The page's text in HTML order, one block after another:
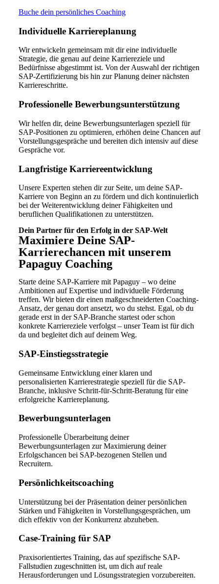
Buche dein persönliches Coaching
Individuelle Karriereplanung
Wir entwickeln gemeinsam mit dir eine individuelle
Strategie, die genau auf deine Karriereziele und
Bedürfnisse abgestimmt ist. Von der Auswahl der richtigen
SAP-Zertifizierung bis hin zur Planung deiner nächsten
Karriereschritte.
Professionelle Bewerbungsunterstützung
Wir helfen dir, deine Bewerbungsunterlagen speziell für
SAP-Positionen zu optimieren, erhöhen deine Chancen auf
Vorstellungsgespräche und bereiten dich intensiv auf diese
Gespräche vor.
Langfristige Karriereentwicklung
Unsere Experten stehen dir zur Seite, um deine SAP-
Karriere von Beginn an zu fördern und dich kontinuierlich
bei der Weiterentwicklung deiner Fähigkeiten und
beruflichen Qualifikationen zu unterstützen.
Dein Partner für den Erfolg in der SAP-Welt
Maximiere Deine SAP-
Karrierechancen mit unserem
Papaguy Coaching
Starte deine SAP-Karriere mit Papaguy – wo deine
Ambitionen auf Expertise und individuelle Förderung
treffen. Wir bieten dir einen maßgeschneiderten Coaching-
Ansatz, der genau dort ansetzt, wo du stehst. Egal, ob du
gerade erst in der SAP-Branche startest oder schon
konkrete Karriereziele verfolgst – unser Team ist für dich
da und begleitet dich auf deinem Weg.
SAP-Einstiegsstrategie
Gemeinsame Entwicklung einer klaren und
personalisierten Karrierestrategie speziell für die SAP-
Branche, inklusive Schritt-für-Schritt-Beratung für eine
erfolgreiche Karriereplanung.
Bewerbungsunterlagen
Professionelle Überarbeitung deiner
Bewerbungsunterlagen zur Maximierung deiner
Erfolgschancen bei SAP-bezogenen Stellen und
Recruitern.
Persönlichkeitscoaching
Unterstützung bei der Präsentation deiner persönlichen
Stärken und Fähigkeiten in Vorstellungsgesprächen, um
dich effektiv von der Konkurrenz abzuheben.
Case-Training für SAP
Praxisorientiertes Training, das auf spezifische SAP-
Fallstudien zugeschnitten ist, um dich auf reale
Herausforderungen und Lösungsstrategien vorzubereiten.